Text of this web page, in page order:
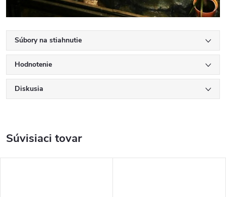
Súbory na stiahnutie
Hodnotenie
Diskusia
Súvisiaci tovar